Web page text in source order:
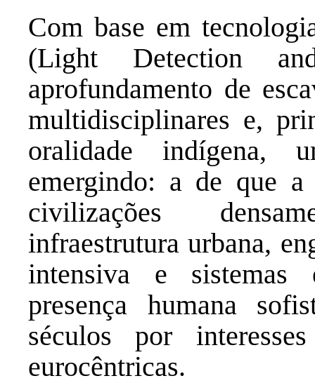
Com base em
(Light Detection
aprofundamento de
multidisciplinares e,
oralidade indígena,
emergindo: a de que
civilizações
infraestrutura urbana,
intensiva e sistemas
presença humana
séculos por
eurocêntricas.